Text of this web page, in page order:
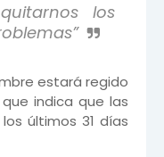
los
estará regido
indica que las
últimos 31 días